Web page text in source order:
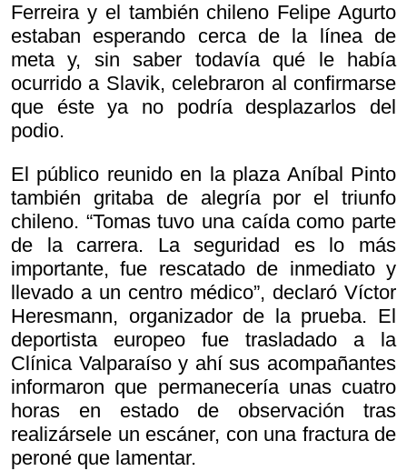
Ferreira y el también chileno Felipe Agurto
estaban esperando cerca de la línea de
meta y, sin saber todavía qué le había
ocurrido a Slavik, celebraron al confirmarse
que éste ya no podría desplazarlos del
podio.
El público reunido en la plaza Aníbal Pinto
también gritaba de alegría por el triunfo
chileno. “Tomas tuvo una caída como parte
de la carrera. La seguridad es lo más
importante, fue rescatado de inmediato y
llevado a un centro médico”, declaró Víctor
Heresmann, organizador de la prueba. El
deportista europeo fue trasladado a la
Clínica Valparaíso y ahí sus acompañantes
informaron que permanecería unas cuatro
horas en estado de observación tras
realizársele un escáner, con una fractura de
peroné que lamentar.